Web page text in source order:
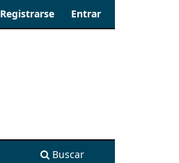
Buscar
Registrarse Entrar